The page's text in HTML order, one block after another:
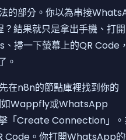
的部分。你以為串接
結果就只是拿出手機、打開
掃一下螢幕上的QR Code
。
在n8n的節點庫裡找到你的
Wappfly或WhatsApp
「Create Connection」。
Code。你打開WhatsApp